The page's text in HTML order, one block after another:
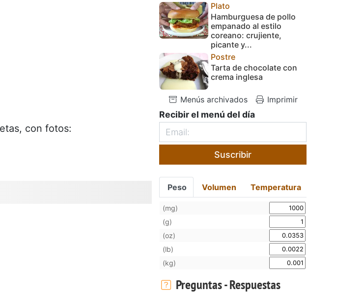
con fotos:
Plato
Hamburguesa de pollo
empanado al estilo
coreano: crujiente,
picante y...
Postre
Tarta de chocolate con
crema inglesa
Menús archivados Imprimir
Recibir el menú del día
Suscribir
Peso Volumen Temperatura
(mg)
(g)
(oz)
(lb)
(kg)
Preguntas - Respuestas